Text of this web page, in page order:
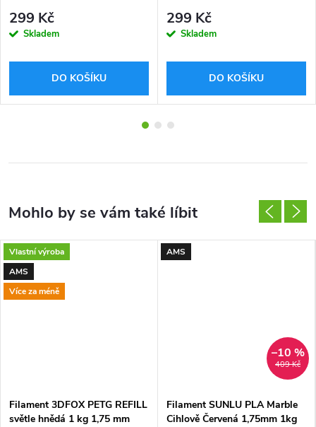
299 Kč
Skladem
DO KOŠÍKU
299 Kč
Skladem
DO KOŠÍKU
Vlastní výroba
AMS
Více za méně
Filament 3DFOX PETG REFILL
světle hnědá 1 kg 1,75 mm
AMS
409 Kč
–10 %
Filament SUNLU PLA Marble
Cihlově Červená 1,75mm 1kg